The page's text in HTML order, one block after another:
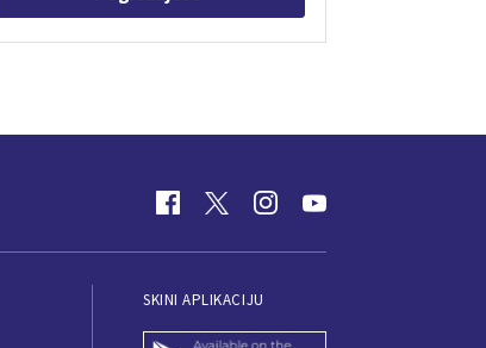
SKINI APLIKACIJU